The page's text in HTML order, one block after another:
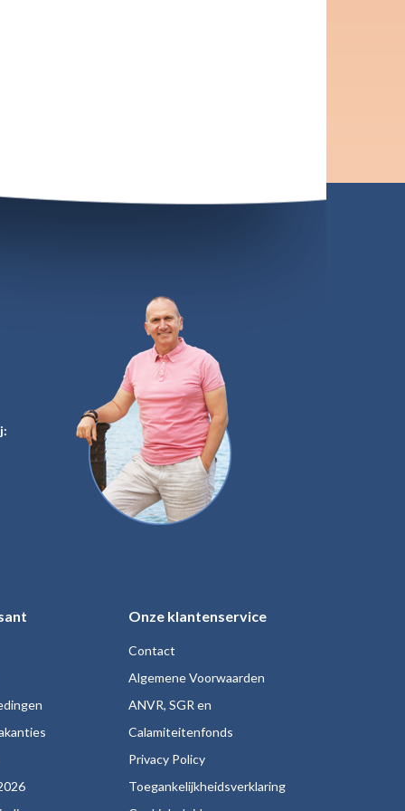
Onze klantenservice
Contact
Algemene Voorwaarden
ANVR, SGR en
Calamiteitenfonds
Privacy Policy
Toegankelijkheidsverklaring